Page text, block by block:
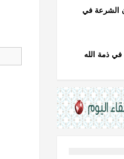
الشرعة في
في ذمة الله